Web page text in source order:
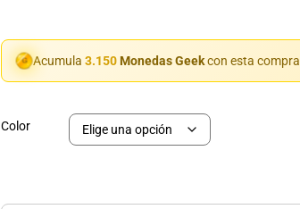
Acumula 3.150Monedas Geekcon esta compra
Color